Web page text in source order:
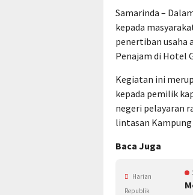
Samarinda –
kepada
penertiban usaha
Penajam di Hotel
Kegiatan ini
kepada pemilik
negeri pelayaran
lintasan
Baca Juga
Harian
Republik